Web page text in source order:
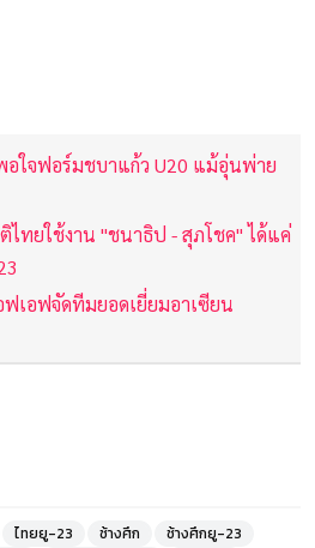
อใจฟอร์มชบาแก้ว U20 แม้อุ่นพ่าย
ทยใช้งาน "ชนาธิป - สุภโชค" ได้แค่
เอฟจัดทีมยอดเยี่ยมอาเซียน
ไทยยู-23 ช้างศึก
ช้างศึกยู-23